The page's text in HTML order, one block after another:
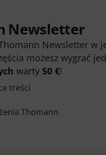
Newsletter
Newsletter w
możesz wygrać
warty 50 €!
treści
Thomann